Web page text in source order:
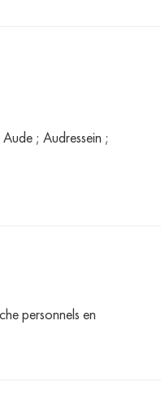
; Audressein ;
personnels en